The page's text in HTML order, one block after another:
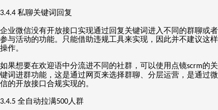
3.4.4 私聊关键词回复
企业微信没有开放接口实现通过回复关键词进入不同的群聊或者
参与活动的功能。只能借助违规工具来实现，因此并不建议这样
操作。
如果想要在欢迎语中分流进不同的社群，可以使用点镜scrm的关
键词进群功能，这是通过网页来选择群聊、分层运营，是通过微
信的开放接口合规实现的。
3.4.5 全自动拉满500人群